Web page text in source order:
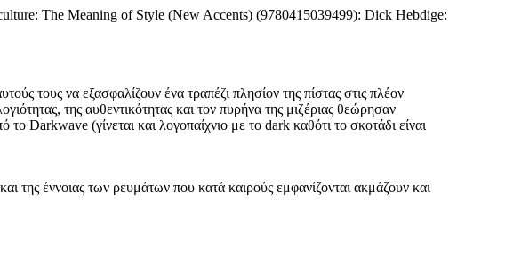
The Meaning of Style (New Accents) (9780415039499): Dick Hebdige:
τους να εξασφαλίζουν ένα τραπέζι πλησίον της πίστας στις πλέον
της αυθεντικότητας και τον πυρήνα της μιζέριας θεώρησαν
Darkwave (γίνεται και λογοπαίχνιο με το dark καθότι το σκοτάδι είναι
της έννοιας των ρευμάτων που κατά καιρούς εμφανίζονται ακμάζουν και